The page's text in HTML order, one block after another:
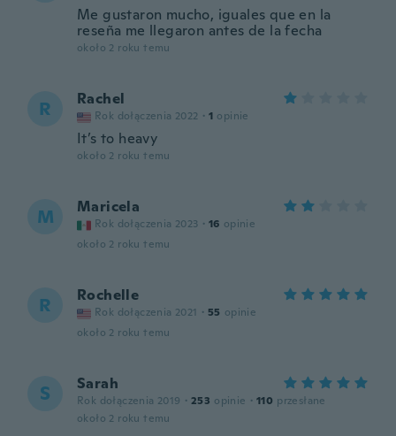
Me gustaron mucho, iguales que en la
reseña me llegaron antes de la fecha
około 2 roku temu
R Rachel
Rok dołączenia 2022 · 1 opinie
It’s to heavy
około 2 roku temu
M Maricela
Rok dołączenia 2023 · 16 opinie
około 2 roku temu
R Rochelle
Rok dołączenia 2021 · 55 opinie
około 2 roku temu
S Sarah
Rok dołączenia 2019 · 253 opinie · 110 przesłane
około 2 roku temu